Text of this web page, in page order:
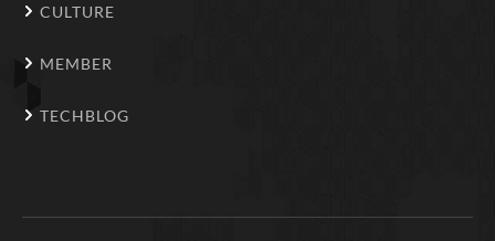
CULTURE
MEMBER
TECHBLOG